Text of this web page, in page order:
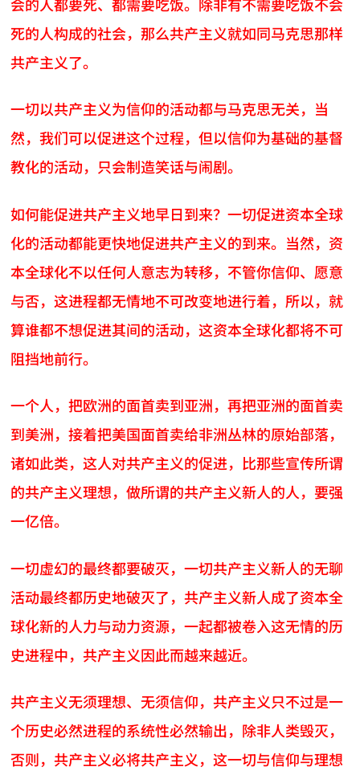
死的人构成的社会，那么共产主义就如同马克思那样
共产主义了。
一切以共产主义为信仰的活动都与马克思无关，当
然，我们可以促进这个过程，但以信仰为基础的基督
教化的活动，只会制造笑话与闹剧。
如何能促进共产主义地早日到来？一切促进资本全球
化的活动都能更快地促进共产主义的到来。当然，资
本全球化不以任何人意志为转移，不管你信仰、愿意
与否，这进程都无情地不可改变地进行着，所以，就
算谁都不想促进其间的活动，这资本全球化都将不可
阻挡地前行。
一个人，把欧洲的面首卖到亚洲，再把亚洲的面首卖
到美洲，接着把美国面首卖给非洲丛林的原始部落，
诸如此类，这人对共产主义的促进，比那些宣传所谓
的共产主义理想，做所谓的共产主义新人的人，要强
一亿倍。
一切虚幻的最终都要破灭，一切共产主义新人的无聊
活动最终都历史地破灭了，共产主义新人成了资本全
球化新的人力与动力资源，一起都被卷入这无情的历
史进程中，共产主义因此而越来越近。
共产主义无须理想、无须信仰，共产主义只不过是一
个历史必然进程的系统性必然输出，除非人类毁灭，
否则，共产主义必将共产主义，这一切与信仰与理想